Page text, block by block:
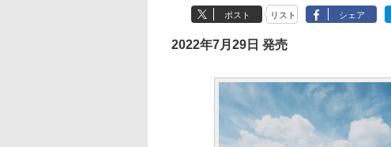
ポスト リスト シェア
2022年7月29日 発売